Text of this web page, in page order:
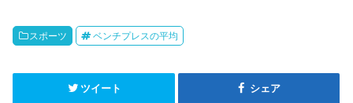
スポーツ ベンチプレスの平均
ツイート シェア